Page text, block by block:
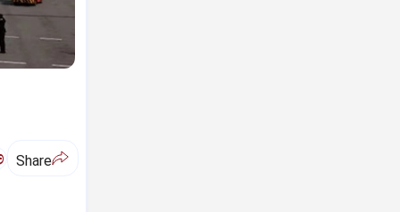
Share